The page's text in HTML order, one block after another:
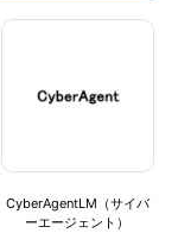
CyberAgentLM（サイバ
ーエージェント）